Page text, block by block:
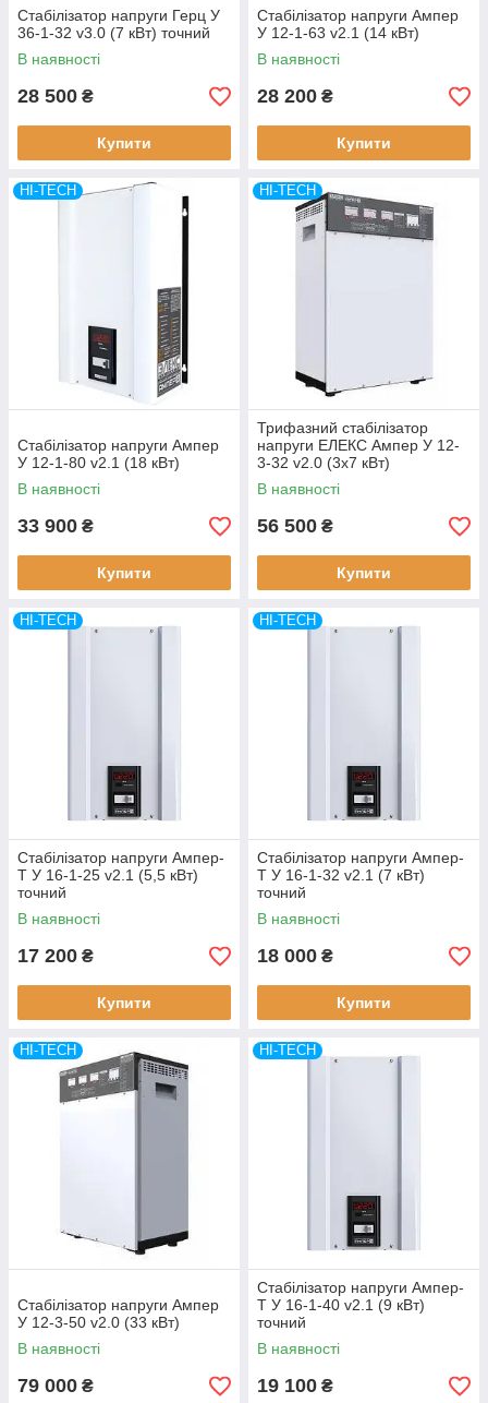
Стабілізатор напруги Герц У
36-1-32 v3.0 (7 кВт) точний
В наявності
28 500 ₴
Купити
Стабілізатор напруги Ампер
У 12-1-63 v2.1 (14 кВт)
В наявності
28 200 ₴
Купити
HI-TECH
Стабілізатор напруги Ампер
У 12-1-80 v2.1 (18 кВт)
В наявності
33 900 ₴
Купити
HI-TECH
Трифазний стабілізатор
напруги ЕЛЕКС Ампер У 12-
3-32 v2.0 (3х7 кВт)
В наявності
56 500 ₴
Купити
HI-TECH
Стабілізатор напруги Ампер-
Т У 16-1-25 v2.1 (5,5 кВт)
точний
В наявності
17 200 ₴
Купити
HI-TECH
Стабілізатор напруги Ампер-
Т У 16-1-32 v2.1 (7 кВт)
точний
В наявності
18 000 ₴
Купити
HI-TECH
Стабілізатор напруги Ампер
У 12-3-50 v2.0 (33 кВт)
В наявності
79 000 ₴
HI-TECH
Стабілізатор напруги Ампер-
Т У 16-1-40 v2.1 (9 кВт)
точний
В наявності
19 100 ₴